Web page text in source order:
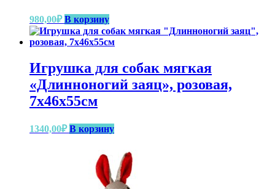
980,00₽ В корзину
Игрушка для собак мягкая
«Длинноногий заяц», розовая,
7x46x55см
1340,00₽ В корзину